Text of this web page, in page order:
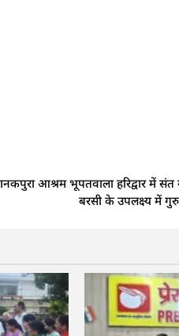
आश्रम भूपतवाला हरिद्वार में
बरसी के उपलक्ष्य में